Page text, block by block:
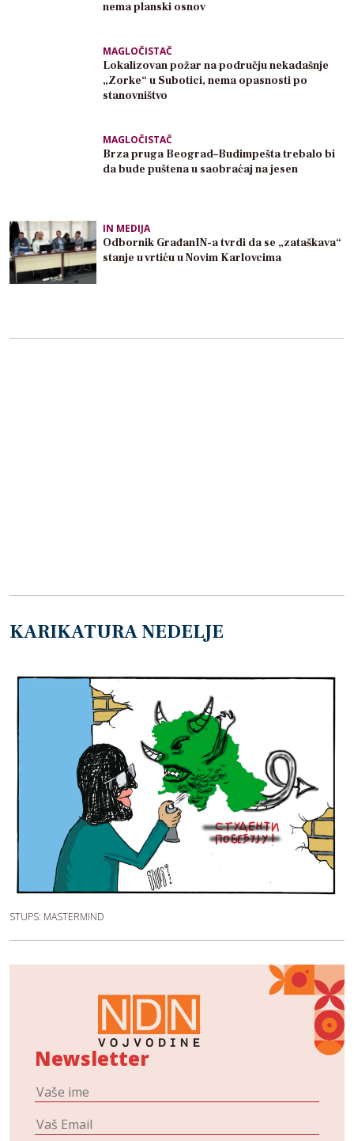
nema planski osnov
MAGLOČISTAČ
Lokalizovan požar na području nekadašnje
„Zorke“ u Subotici, nema opasnosti po
stanovništvo
MAGLOČISTAČ
Brza pruga Beograd–Budimpešta trebalo bi
da bude puštena u saobraćaj na jesen
IN MEDIJA
Odbornik GrađanIN-a tvrdi da se „zataškava“
stanje u vrtiću u Novim Karlovcima
KARIKATURA NEDELJE
STUPS: MASTERMIND
Newsletter